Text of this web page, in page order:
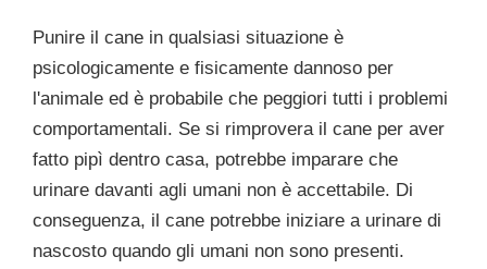
Punire il cane in qualsiasi situazione è
psicologicamente e fisicamente dannoso per
l'animale ed è probabile che peggiori tutti i problemi
comportamentali. Se si rimprovera il cane per aver
fatto pipì dentro casa, potrebbe imparare che
urinare davanti agli umani non è accettabile. Di
conseguenza, il cane potrebbe iniziare a urinare di
nascosto quando gli umani non sono presenti.